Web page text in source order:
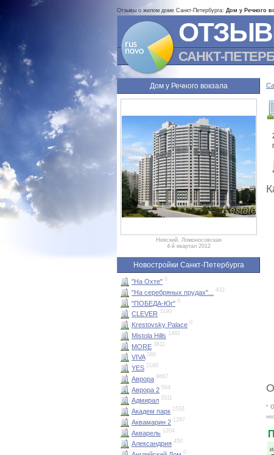
Отзывы о жилом доме Санкт-Петербурга: Дом у Речного
САНКТ-
Дом у Речного вокзала
Невский, Ломоносовская
4-й квартал 2012
Новостройки Санкт-Петербурга
"На Охте" 0
"На серебряных прудах"... 432
"ПОБЕДА-Юг" 0
CLEVER 3190
Krestovsky Palace 0
Mistola Hills 1482
MORE 3811
VIVA 580
YES 2160
Аврора 9667
Аврора 2 504
Адмирал 3311
Академ парк 1533
Аквамарин 2 1297
Акварель 1204
Александрия 450
0
*